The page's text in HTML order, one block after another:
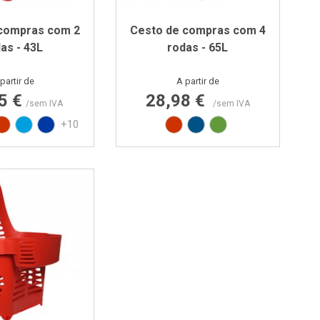
com 2
- 43L
Preço
de
€ /sem IVA
Vermelho RAL3020
Azul PAN 299C
Azul PAN 293C
+10
Cesto de compras com 4
rodas - 65L
Preço
A partir de
28,98 € /sem IVA
Vermelho RAL3020
Azul RAL5005
Verde RAL6018